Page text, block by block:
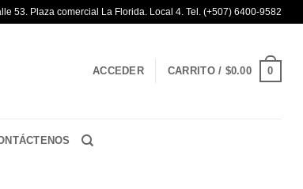
53. Plaza comercial La Florida. Local 4. Tel. (+507) 6400-9582
ACCEDER CARRITO / $0.00 0